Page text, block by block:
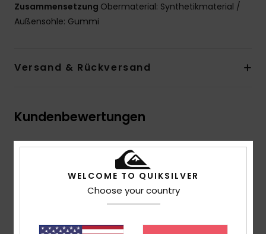
Zusammensetzung Obermaterial: Synthetikmaterial /
Außensohle: Gummi
Versand & Rückversand
Kundenbewertungen
Durchschnittliche Bewertung
5.0/5
basierend auf1 verifizierten Bewertungenseit Juli
WELCOME TO QUIKSILVER
Choose your country